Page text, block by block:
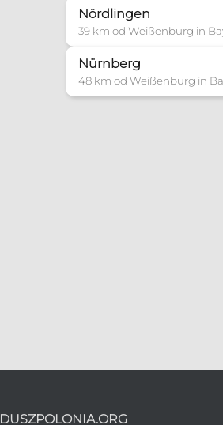
Nördlingen
39 km od Weißenburg in
Nürnberg
48 km od Weißenburg in
DUSZPOLONIA.ORG